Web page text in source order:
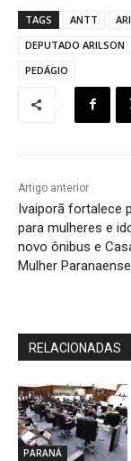
TAGS ANTT
DEPUTADO ARILSON
PEDÁGIO
Artigo anterior
Ivaiporã fortalece
para mulheres e
novo ônibus e
Mulher Paranaense
RELACIONADAS
PARANÁ